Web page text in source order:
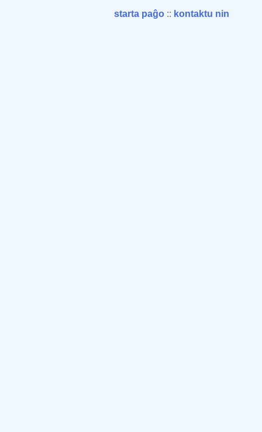
starta paĝo :: kontaktu nin